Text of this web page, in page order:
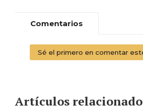
Comentarios
Sé el primero en comentar
Artículos